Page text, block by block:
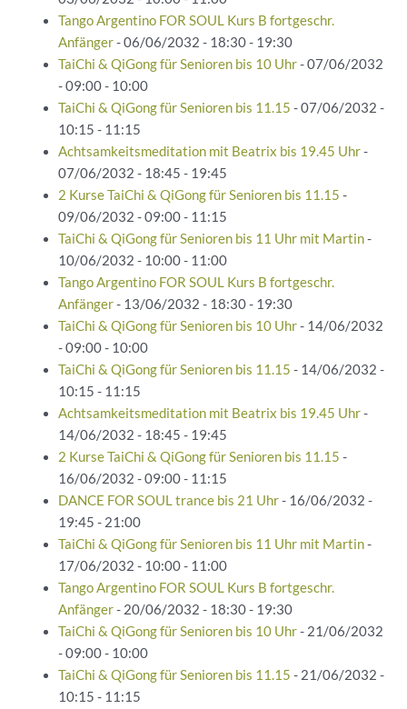
Tango Argentino FOR SOUL Kurs B fortgeschr.
Anfänger- 06/06/2032 - 18:30 - 19:30
TaiChi & QiGong für Senioren bis 10 Uhr- 07/06/2032
- 09:00 - 10:00
TaiChi & QiGong für Senioren bis 11.15 - 07/06/2032 -
10:15 - 11:15
Achtsamkeitsmeditation mit Beatrix bis 19.45 Uhr-
07/06/2032 - 18:45 - 19:45
2 Kurse TaiChi & QiGong für Senioren bis 11.15 -
09/06/2032 - 09:00 - 11:15
TaiChi & QiGong für Senioren bis 11 Uhr mit Martin-
10/06/2032 - 10:00 - 11:00
Tango Argentino FOR SOUL Kurs B fortgeschr.
Anfänger- 13/06/2032 - 18:30 - 19:30
TaiChi & QiGong für Senioren bis 10 Uhr- 14/06/2032
- 09:00 - 10:00
TaiChi & QiGong für Senioren bis 11.15 - 14/06/2032 -
10:15 - 11:15
Achtsamkeitsmeditation mit Beatrix bis 19.45 Uhr-
14/06/2032 - 18:45 - 19:45
2 Kurse TaiChi & QiGong für Senioren bis 11.15 -
16/06/2032 - 09:00 - 11:15
DANCE FOR SOUL trance bis 21 Uhr- 16/06/2032 -
19:45 - 21:00
TaiChi & QiGong für Senioren bis 11 Uhr mit Martin-
17/06/2032 - 10:00 - 11:00
Tango Argentino FOR SOUL Kurs B fortgeschr.
Anfänger- 20/06/2032 - 18:30 - 19:30
TaiChi & QiGong für Senioren bis 10 Uhr- 21/06/2032
- 09:00 - 10:00
TaiChi & QiGong für Senioren bis 11.15 - 21/06/2032 -
10:15 - 11:15